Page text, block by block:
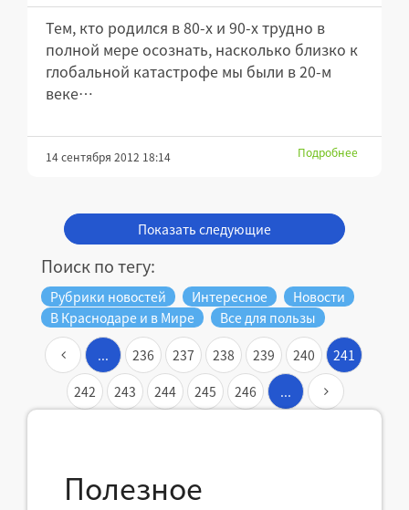
Тем, кто родился в 80-х и 90-х трудно в
полной мере осознать, насколько близко к
глобальной катастрофе мы были в 20-м
веке…
14 сентября 2012 18:14 Подробнее
Показать следующие
Поиск по тегу:
Рубрики новостей Интересное
Новости
В Краснодаре и в Мире
Все для пользы
... 236 237 238 239 240
241
242
243 244 245 246 ...
Полезное